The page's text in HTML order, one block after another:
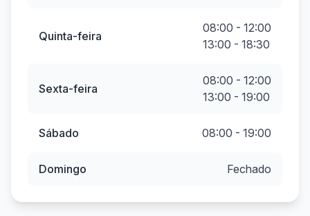
Quinta-feira
08:00 - 12:00
13:00 - 18:30
Sexta-feira
08:00 - 12:00
13:00 - 19:00
Sábado 08:00 - 19:00
Domingo Fechado